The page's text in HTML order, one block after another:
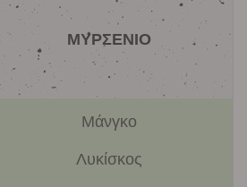
ΜΥΡΣΕΝΙΟ
Μάνγκο
Λυκίσκος